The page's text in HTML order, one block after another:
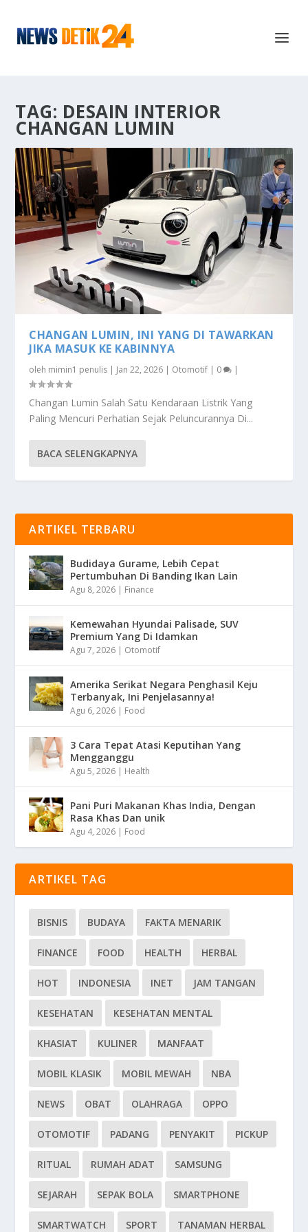
TAG: DESAIN INTERIOR
CHANGAN LUMIN
CHANGAN LUMIN, INI YANG DI TAWARKAN
JIKA MASUK KE KABINNYA
oleh mimin1 penulis | Jan 22, 2026 | Otomotif | 0 |
Changan Lumin Salah Satu Kendaraan Listrik Yang
Paling Mencuri Perhatian Sejak Peluncurannya Di...
BACA SELENGKAPNYA
ARTIKEL TERBARU
Budidaya Gurame, Lebih Cepat
Pertumbuhan Di Banding Ikan Lain
Agu 8, 2026 | Finance
Kemewahan Hyundai Palisade, SUV
Premium Yang Di Idamkan
Agu 7, 2026 | Otomotif
Amerika Serikat Negara Penghasil Keju
Terbanyak, Ini Penjelasannya!
Agu 6, 2026 | Food
3 Cara Tepat Atasi Keputihan Yang
Mengganggu
Agu 5, 2026 | Health
Pani Puri Makanan Khas India, Dengan
Rasa Khas Dan unik
Agu 4, 2026 | Food
ARTIKEL TAG
BISNIS BUDAYA FAKTA MENARIK
FINANCE FOOD HEALTH HERBAL
HOT INDONESIA INET JAM TANGAN
KESEHATAN KESEHATAN MENTAL
KHASIAT KULINER MANFAAT
MOBIL KLASIK MOBIL MEWAH NBA
NEWS OBAT OLAHRAGA OPPO
OTOMOTIF PADANG PENYAKIT PICKUP
RITUAL RUMAH ADAT SAMSUNG
SEJARAH SEPAK BOLA SMARTPHONE
SMARTWATCH SPORT TANAMAN HERBAL